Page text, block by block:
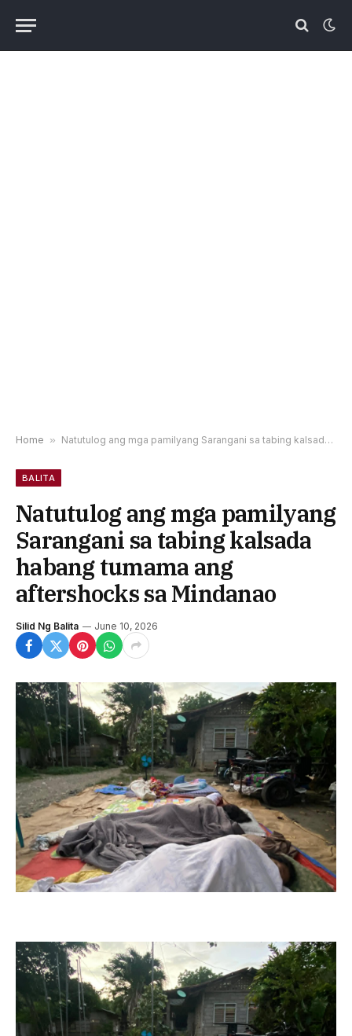
Home » Natutulog ang mga pamilyang Sarangani sa tabing kalsada habang tumama ang aftershocks sa Mindanao
BALITA
Natutulog ang mga pamilyang
Sarangani sa tabing kalsada
habang tumama ang
aftershocks sa Mindanao
Silid Ng Balita June 10, 2026